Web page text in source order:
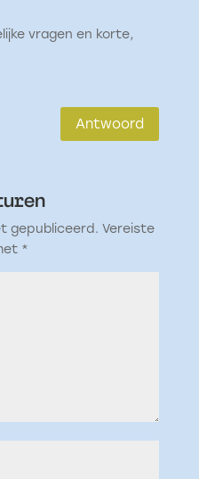
vragen en korte,
Antwoord
gepubliceerd. Vereiste
*